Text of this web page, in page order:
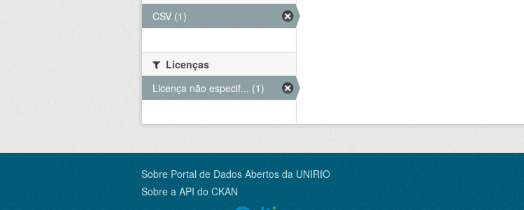
CSV (1)
Licenças
Licença não especif... (1)
Sobre Portal de Dados Abertos da UNIRIO
Sobre a API do CKAN